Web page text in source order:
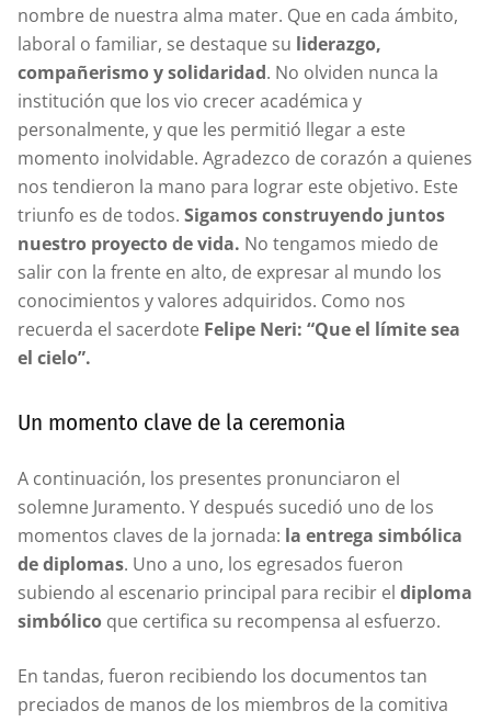
nombre de nuestra alma mater. Que en cada ámbito,
laboral o familiar, se destaque su liderazgo,
compañerismo y solidaridad. No olviden nunca la
institución que los vio crecer académica y
personalmente, y que les permitió llegar a este
momento inolvidable. Agradezco de corazón a quienes
nos tendieron la mano para lograr este objetivo. Este
triunfo es de todos. Sigamos construyendo juntos
nuestro proyecto de vida. No tengamos miedo de
salir con la frente en alto, de expresar al mundo los
conocimientos y valores adquiridos. Como nos
recuerda el sacerdote Felipe Neri: “Que el límite sea
el cielo”.
Un momento clave de la ceremonia
A continuación, los presentes pronunciaron el
solemne Juramento. Y después sucedió uno de los
momentos claves de la jornada: la entrega simbólica
de diplomas. Uno a uno, los egresados fueron
subiendo al escenario principal para recibir el diploma
simbólico que certifica su recompensa al esfuerzo.
En tandas, fueron recibiendo los documentos tan
preciados de manos de los miembros de la comitiva